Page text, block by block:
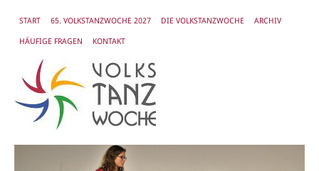
START 65. VOLKSTANZWOCHE 2027 DIE VOLKSTANZWOCHE ARCHIV
HÄUFIGE FRAGEN KONTAKT